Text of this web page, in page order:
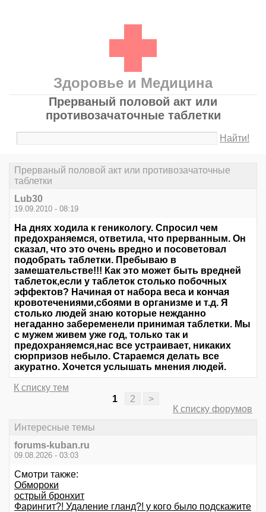
Здоровье и Медицина
Прерваный половой акт или
противозачаточные таблетки
Найти!
Прерваный половой акт или противозачаточные
таблетки
Lub30
19.09.2010 - 08:19
На днях ходила к геникологу. Спросил чем
предохраняемся, ответила, что прерванным. Он
сказал, что это очень вредно и посоветовал
подобрать таблетки. Пребываю в
замешательстве!!! Как это может быть вредней
таблеток,если у таблеток столько побочных
эффектов? Начиная от набора веса и кончая
кровотечениями,сбоями в организме и т.д. Я
столько людей знаю которые нежданно
негаданно забеременели принимая таблетки. Мы
с мужем живем уже год, только так и
предохраняемся,нас все устраивает, никаких
сюрпризов небыло. Стараемся делать все
акуратно. Хочется услышать мнения людей.
К списку тем
1
2
>
К списку форумов
Интересные темы
forums-kuban.ru
09.08.2026 - 03:03
Смотри также:
Обмороки
острый бронхит
Фарингит?! Удаление гланд?! у кого было подскажите